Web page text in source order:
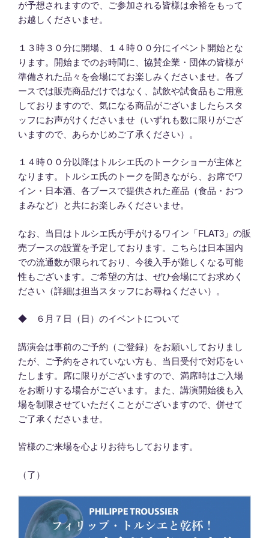
が予想されますので、ご参加される皆様は余裕をもって
お越しくださいませ。
１３時３０分に開場、１４時００分にイベント開始とな
ります。開始までのお時間に、協賛企業・団体の皆様が
準備された品々を会場にてお楽しみくださいませ。各ブ
ースでは販売商品だけではなく、試飲や試食品もご用意
しておりますので、気になる商品がございましたらスタ
ッフにお声がけくださいませ（いずれも数に限りがござ
いますので、あらかじめご了承ください）。
１４時００分以降はトルシエ氏のトークショーが主体と
なります。トルシエ氏のトークを聞きながら、お席でワ
イン・日本酒、各ブースで提供された産品（食品・おつ
まみなど）と共にお楽しみくださいませ。
なお、当日はトルシエ氏が手がけるワイン「FLAT3」の販
売ブースの設置を予定しております。こちらは日本国内
での流通数が限られており、今後入手が難しくなる可能
性もございます。ご希望の方は、ぜひ会場にてお求めく
ださい（詳細は担当スタッフにお尋ねください）。
◆ ６月７日（日）のイベントについて
講演会は事前のご予約（ご登録）をお願いしておりまし
たが、ご予約をされていない方も、当日受付で対応をい
たします。席に限りがございますので、満席時はご入場
をお断りする場合がございます。また、講演開始後も入
場を制限させていただくことがございますので、併せて
ご了承くださいませ。
皆様のご来場を心よりお待ちしております。
（了）